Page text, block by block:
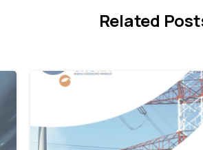
Related